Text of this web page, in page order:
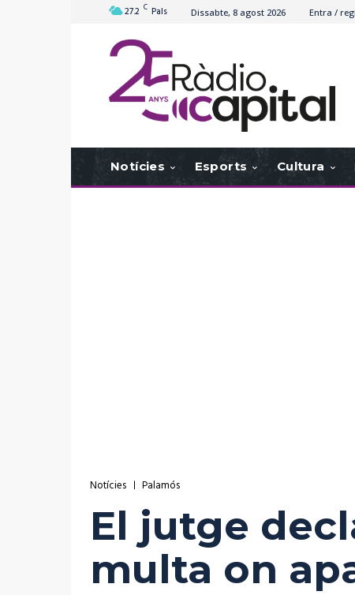
27.2 C Pals Dissabte, 8 agost 2026 Entra /
Notícies Esports Cultura
Notícies Palamós
El jutge
multa on